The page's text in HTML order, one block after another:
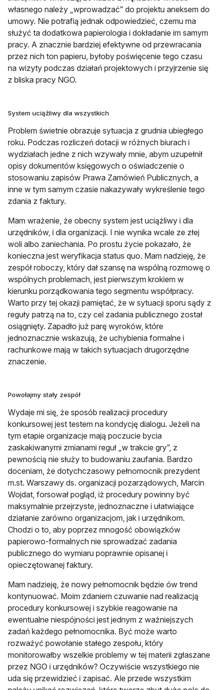
własnego należy „wprowadzać” do projektu aneksem do
umowy. Nie potrafią jednak odpowiedzieć, czemu ma
służyć ta dodatkowa papierologia i dokładanie im samym
pracy. A znacznie bardziej efektywne od przewracania
przez nich ton papieru, byłoby poświęcenie tego czasu
na wizyty podczas działań projektowych i przyjrzenie się
z bliska pracy NGO.
System uciążliwy dla wszystkich
Problem świetnie obrazuje sytuacja z grudnia ubiegłego
roku. Podczas rozliczeń dotacji w różnych biurach i
wydziałach jedne z nich wzywały mnie, abym uzupełnił
opisy dokumentów księgowych o oświadczenie o
stosowaniu zapisów Prawa Zamówień Publicznych, a
inne w tym samym czasie nakazywały wykreślenie tego
zdania z faktury.
Mam wrażenie, że obecny system jest uciążliwy i dla
urzędników, i dla organizacji. I nie wynika wcale ze złej
woli albo zaniechania. Po prostu życie pokazało, że
konieczna jest weryfikacja status quo. Mam nadzieję, że
zespół roboczy, który dał szansę na wspólną rozmowę o
wspólnych problemach, jest pierwszym krokiem w
kierunku porządkowania tego segmentu współpracy.
Warto przy tej okazji pamiętać, że w sytuacji sporu sądy z
reguły patrzą na to, czy cel zadania publicznego został
osiągnięty. Zapadło już parę wyroków, które
jednoznacznie wskazują, że uchybienia formalne i
rachunkowe mają w takich sytuacjach drugorzędne
znaczenie.
Powołajmy stały zespół
Wydaje mi się, że sposób realizacji procedury
konkursowej jest testem na kondycję dialogu. Jeżeli na
tym etapie organizacje mają poczucie bycia
zaskakiwanymi zmianami reguł „w trakcie gry”, z
pewnością nie służy to budowaniu zaufania. Bardzo
doceniam, że dotychczasowy pełnomocnik prezydent
m.st. Warszawy ds. organizacji pozarządowych, Marcin
Wojdat, forsował pogląd, iż procedury powinny być
maksymalnie przejrzyste, jednoznaczne i ułatwiające
działanie zarówno organizacjom, jak i urzędnikom.
Chodzi o to, aby poprzez mnogość obowiązków
papierowo-formalnych nie sprowadzać zadania
publicznego do wymiaru poprawnie opisanej i
opieczętowanej faktury.
Mam nadzieję, że nowy pełnomocnik będzie ów trend
kontynuować. Moim zdaniem czuwanie nad realizacją
procedury konkursowej i szybkie reagowanie na
ewentualne niespójności jest jednym z ważniejszych
zadań każdego pełnomocnika. Być może warto
rozważyć powołanie stałego zespołu, który
monitorowałby wszelkie problemy w tej materii zgłaszane
przez NGO i urzędników? Oczywiście wszystkiego nie
uda się przewidzieć i zapisać. Ale przede wszystkim